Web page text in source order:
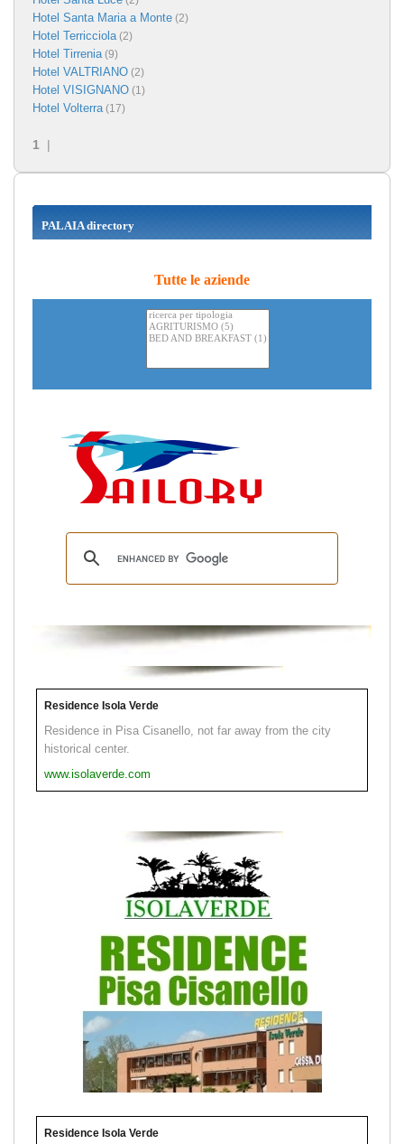
Hotel Santa Maria a Monte (2)
Hotel Terricciola(2)
Hotel Tirrenia(9)
Hotel VALTRIANO (2)
Hotel VISIGNANO (1)
Hotel Volterra(17)
1 |
PALAIA directory
Tutte le aziende
Residence Isola Verde
Residence in Pisa Cisanello, not far away from the city
historical center.
www.isolaverde.com
Residence Isola Verde